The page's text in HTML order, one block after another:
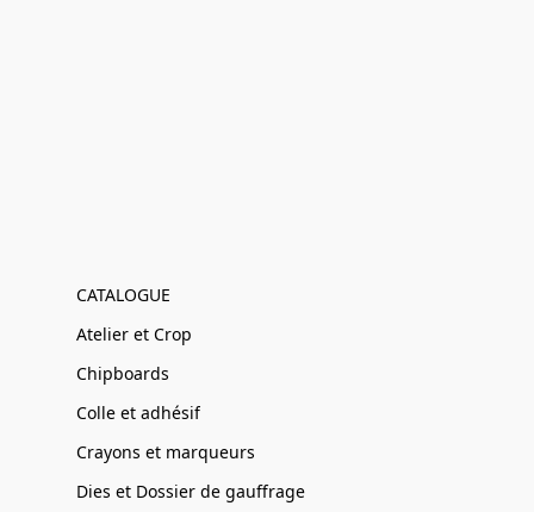
CATALOGUE
Atelier et Crop
Chipboards
Colle et adhésif
Crayons et marqueurs
Dies et Dossier de gauffrage